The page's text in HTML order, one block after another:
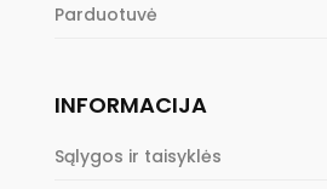
Parduotuvė
INFORMACIJA
Sąlygos ir taisyklės